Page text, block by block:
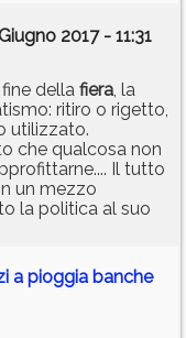
2017 - 11:31
della fiera, la
ritiro o rigetto,
utilizzato.
che qualcosa non
Il tutto
un mezzo
la politica al suo
a pioggia banche